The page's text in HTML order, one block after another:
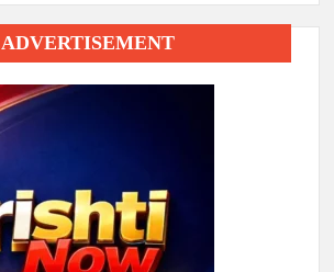
ADVERTISEMENT